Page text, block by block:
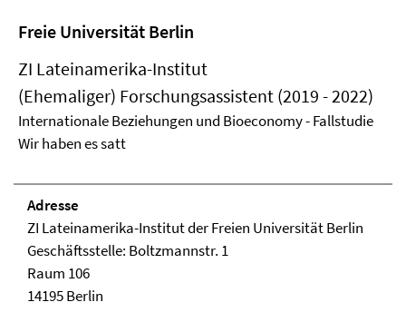
Freie Universität Berlin
ZI Lateinamerika-Institut
(Ehemaliger) Forschungsassistent (2019 - 2022)
Internationale Beziehungen und Bioeconomy - Fallstudie
Wir haben es satt
Adresse
ZI Lateinamerika-Institut der Freien Universität Berlin
Geschäftsstelle: Boltzmannstr. 1
Raum 106
14195 Berlin